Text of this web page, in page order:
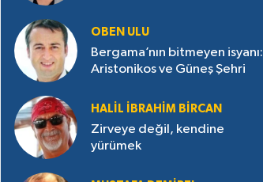
OBEN ULU
Bergama’nın bitmeyen isyanı:
Aristonikos ve Güneş Şehri
HALIL İBRAHIM BIRCAN
Zirveye değil, kendine
yürümek